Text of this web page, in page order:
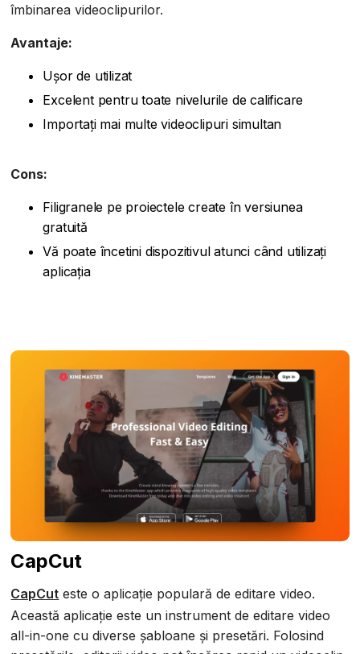
îmbinarea videoclipurilor.
Avantaje:
Ușor de utilizat
Excelent pentru toate nivelurile de calificare
Importați mai multe videoclipuri simultan
Cons:
Filigranele pe proiectele create în versiunea
gratuită
Vă poate încetini dispozitivul atunci când utilizați
aplicația
CapCut
CapCut este o aplicație populară de editare video.
Această aplicație este un instrument de editare video
all-in-one cu diverse șabloane și presetări. Folosind